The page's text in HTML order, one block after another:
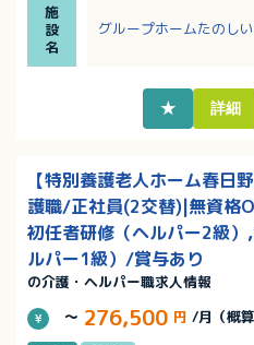
施
設
名
グループホームたのし
★ 詳細
【特別養護老人ホーム春日
護職/正社員(2交替)|無資格
初任者研修（ヘルパー2級
ルパー1級）/賞与あり
の介護・ヘルパー職求人情報
～ 276,500 円 /月（概算